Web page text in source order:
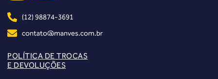
(12) 98874-3691
contato@manves.com.br
POLÍTICA DE TROCAS
E DEVOLUÇÕES